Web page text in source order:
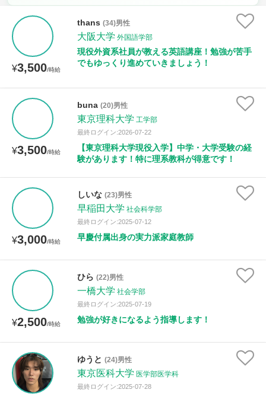
¥3,500/時給
thans (34)男性
大阪大学 外国語学部
現役外資系社員が教える英語講座！勉強が苦手
でもゆっくり進めていきましょう！
¥3,500/時給
buna (20)男性
東京理科大学 工学部
最終ログイン:2026-07-22
【東京理科大学現役入学】中学・大学受験の経
験があります！特に理系教科が得意です！
¥3,000/時給
しいな (23)男性
早稲田大学 社会科学部
最終ログイン:2025-07-12
早慶付属出身の実力派家庭教師
¥2,500/時給
ひら (22)男性
一橋大学 社会学部
最終ログイン:2025-07-19
勉強が好きになるよう指導します！
ゆうと (24)男性
東京医科大学 医学部医学科
最終ログイン:2025-07-28
世界史 日本史 地理 現代社会
政治経済 小論文 美術 書道 家庭科
時給：¥1,000 ～ ¥10,000
月曜日 火曜日 水曜日
土曜日 日曜日
所属大学
距離：15km以内
年齢：18-101歳